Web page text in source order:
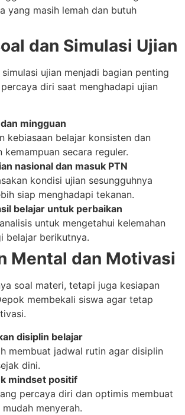
yang masih lemah dan butuh
dan Simulasi Ujian
ujian menjadi bagian penting
diri saat menghadapi ujian
mingguan
kebiasaan belajar konsisten dan
kemampuan secara reguler.
nasional dan masuk PTN
kondisi ujian sesungguhnya
siap menghadapi tekanan.
belajar untuk perbaikan
untuk mengetahui kelemahan
belajar berikutnya.
Mental dan Motivasi
soal materi, tetapi juga kesiapan
membekali siswa agar tetap
disiplin belajar
membuat jadwal rutin agar disiplin
dini.
mindset positif
percaya diri dan optimis membuat
menyerah.